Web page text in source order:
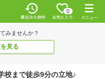
0
みませんか？
見る
校まで徒歩9分の立地♪